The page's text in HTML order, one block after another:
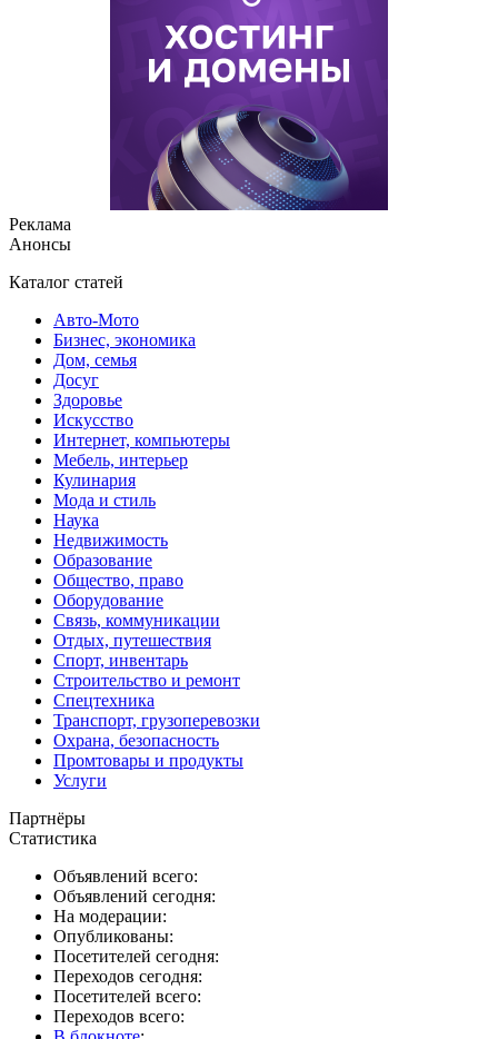
Реклама
Анонсы
Каталог статей
Авто-Мото
Бизнес, экономика
Дом, семья
Досуг
Здоровье
Искусство
Интернет, компьютеры
Мебель, интерьер
Кулинария
Мода и стиль
Наука
Недвижимость
Образование
Общество, право
Оборудование
Связь, коммуникации
Отдых, путешествия
Спорт, инвентарь
Строительство и ремонт
Спецтехника
Транспорт, грузоперевозки
Охрана, безопасность
Промтовары и продукты
Услуги
Партнёры
Статистика
Объявлений всего:
Объявлений сегодня:
На модерации:
Опубликованы:
Посетителей сегодня:
Переходов сегодня:
Посетителей всего:
Переходов всего: